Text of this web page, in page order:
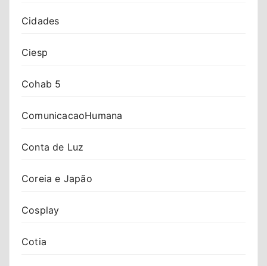
Cidades
Ciesp
Cohab 5
ComunicacaoHumana
Conta de Luz
Coreia e Japão
Cosplay
Cotia